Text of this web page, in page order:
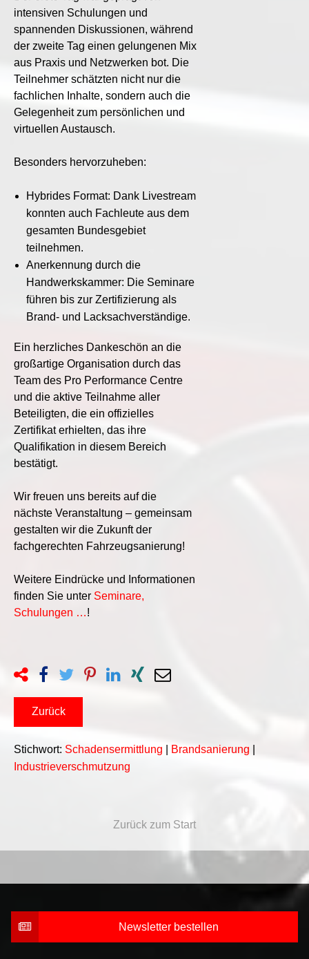
intensiven Schulungen und
spannenden Diskussionen, während
der zweite Tag einen gelungenen Mix
aus Praxis und Netzwerken bot. Die
Teilnehmer schätzten nicht nur die
fachlichen Inhalte, sondern auch die
Gelegenheit zum persönlichen und
virtuellen Austausch.
Besonders hervorzuheben:
Hybrides Format: Dank Livestream
konnten auch Fachleute aus dem
gesamten Bundesgebiet
teilnehmen.
Anerkennung durch die
Handwerkskammer: Die Seminare
führen bis zur Zertifizierung als
Brand- und Lacksachverständige.
Ein herzliches Dankeschön an die
großartige Organisation durch das
Team des Pro Performance Centre
und die aktive Teilnahme aller
Beteiligten, die ein offizielles
Zertifikat erhielten, das ihre
Qualifikation in diesem Bereich
bestätigt.
Wir freuen uns bereits auf die
nächste Veranstaltung – gemeinsam
gestalten wir die Zukunft der
fachgerechten Fahrzeugsanierung!
Weitere Eindrücke und Informationen
finden Sie unter Seminare,
Schulungen …!
Zurück
Stichwort: Schadensermittlung Brandsanierung
Industrieverschmutzung
Zurück zum Start
Newsletter bestellen